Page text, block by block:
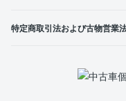
特定商取引法および古物営業